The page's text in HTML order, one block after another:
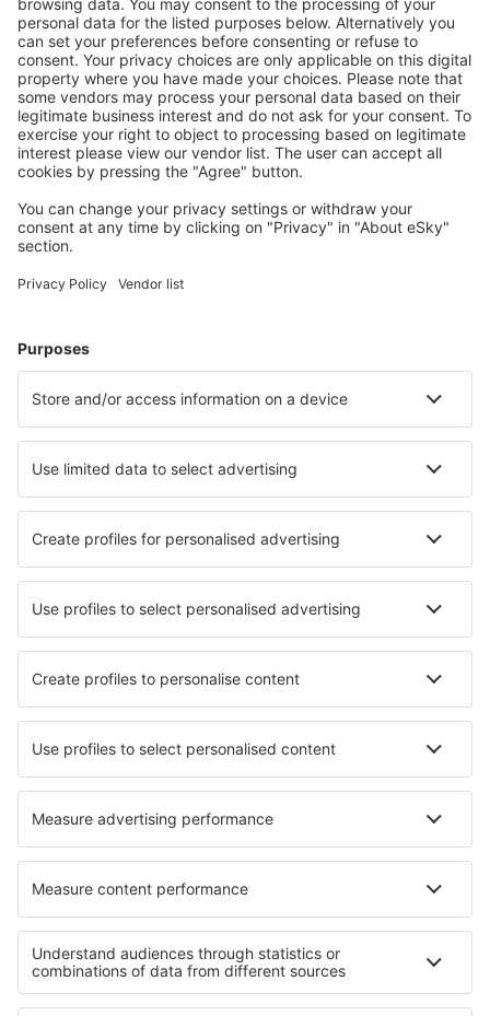
S námi ušetříte
Atraktivní ceny a speciální nabídky pro přihlášené
uživatele.
Ubytování dle vašeho gusta
Vyberte si z více než 1.3 milionu zařízení: hotelů,
Nejvyhledávanější hotely uživateli eSky
Hotely v Athénách Hotely v Chanii Hotely v Soluni
Hotely in Limenaria Hotely in Symi
Hotely in Ammoudara (Agios Nikolaos) Hotely in Sani
Nejlepší hotely - města
Hotely in Chilton Polden Hotely in Hassela
Hotely in Vir Hotely in Bad Lauchstädt
Hotely in Banfield Hotely in Argenteuil
Hotely v Čandígarhu Hotely in Plienciems
Nejlepší hotely - regiony
Hotely v Kavale Hotely na ostrově Naxos
Hotely na ostrově Samos Hotely na Peloponésu
Hotely na Ithace Hotely in North Atolls